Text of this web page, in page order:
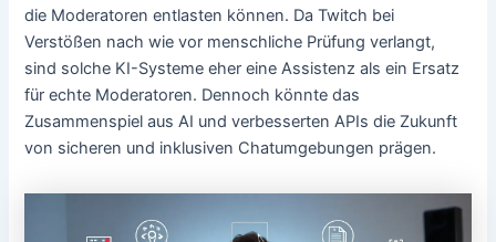
die Moderatoren entlasten können. Da Twitch bei
Verstößen nach wie vor menschliche Prüfung verlangt,
sind solche KI-Systeme eher eine Assistenz als ein Ersatz
für echte Moderatoren. Dennoch könnte das
Zusammenspiel aus AI und verbesserten APIs die Zukunft
von sicheren und inklusiven Chatumgebungen prägen.